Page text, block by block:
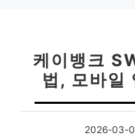
케이뱅크
법, 모바일
2026-03-